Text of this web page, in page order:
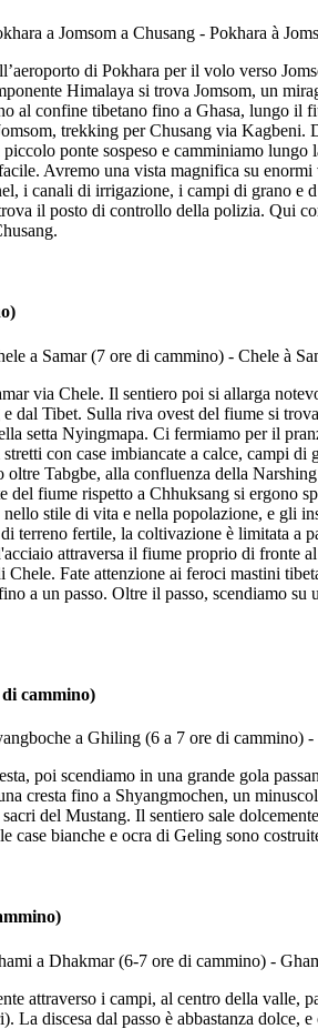
di Pokhara per il volo verso
Himalaya si trova Jomsom, un
al confine tibetano fino a Ghasa, lungo
trekking per Chusang via
ponte sospeso e camminiamo
Avremo una vista magnifica su
i canali di irrigazione, i campi di grano e
il posto di controllo della polizia. Qui
via Chele. Il sentiero poi si allarga
dal Tibet. Sulla riva ovest del fiume si
setta Nyingmapa. Ci fermiamo per il
con case imbiancate a calce, campi
oltre Tabgbe, alla confluenza della
del fiume rispetto a Chhuksang si ergono
stile di vita e nella popolazione, e gli
terreno fertile, la coltivazione è limitata a
attraversa il fiume proprio di fronte
Fate attenzione ai feroci mastini
a un passo. Oltre il passo, scendiamo
cammino)
poi scendiamo in una grande gola
cresta fino a Shyangmochen, un
del Mustang. Il sentiero sale
case bianche e ocra di Geling sono
attraverso i campi, al centro della
La discesa dal passo è abbastanza